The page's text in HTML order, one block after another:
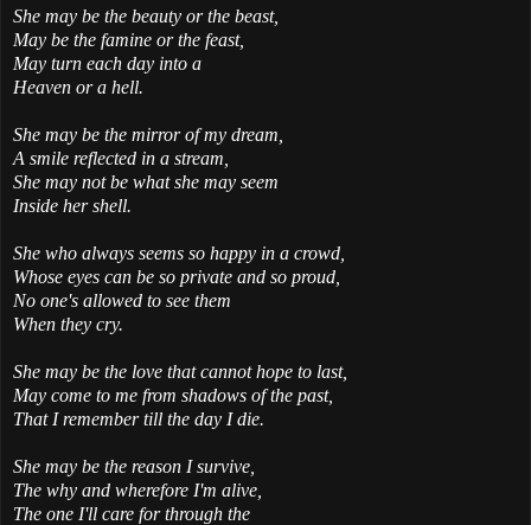
She may be the beauty or the beast,
May be the famine or the feast,
May turn each day into a
Heaven or a hell.
She may be the mirror of my dream,
A smile reflected in a stream,
She may not be what she may seem
Inside her shell.
She who always seems so happy in a crowd,
Whose eyes can be so private and so proud,
No one's allowed to see them
When they cry.
She may be the love that cannot hope to last,
May come to me from shadows of the past,
That I remember till the day I die.
She may be the reason I survive,
The why and wherefore I'm alive,
The one I'll care for through the